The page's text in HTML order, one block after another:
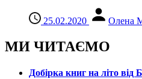
25.02.2020 Олена
МИ ЧИТАЄМО
Добірка книг на літо від